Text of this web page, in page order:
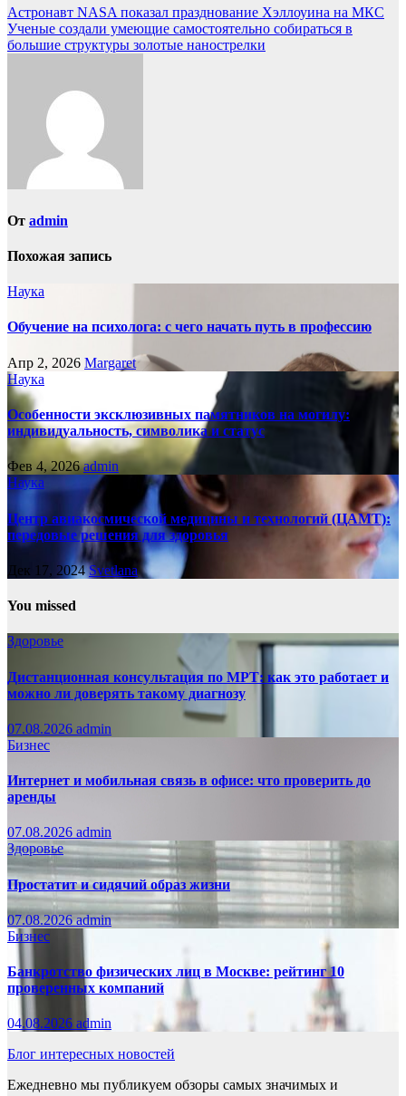
Навигация
по
Астронавт NASA показал празднование Хэллоуина на МКС
Ученые создали умеющие самостоятельно собираться в
большие структуры золотые нанострелки
От admin
Похожая запись
Наука
Обучение на психолога: с чего начать путь в профессию
Апр 2, 2026 Margaret
Наука
Особенности эксклюзивных памятников на могилу:
индивидуальность, символика и статус
Фев 4, 2026admin
Наука
Центр авиакосмической медицины и технологий (ЦАМТ):
передовые решения для здоровья
Дек 17, 2024Svetlana
You missed
Здоровье
Дистанционная консультация по МРТ: как это работает и
можно ли доверять такому диагнозу
07.08.2026 admin
Бизнес
Интернет и мобильная связь в офисе: что проверить до
аренды
07.08.2026 admin
Здоровье
Простатит и сидячий образ жизни
07.08.2026admin
Бизнес
Банкротство физических лиц в Москве: рейтинг 10
проверенных компаний
04.08.2026 admin
Блог интересных новостей
Ежедневно мы публикуем обзоры самых значимых и